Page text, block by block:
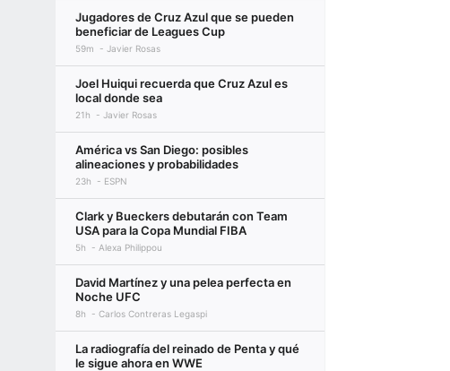
Jugadores de Cruz Azul que se pueden
beneficiar de Leagues Cup
59m Javier Rosas
Joel Huiqui recuerda que Cruz Azul es
local donde sea
21h Javier Rosas
América vs San Diego: posibles
alineaciones y probabilidades
23h ESPN
Clark y Bueckers debutarán con Team
USA para la Copa Mundial FIBA
5h Alexa Philippou
David Martínez y una pelea perfecta en
Noche UFC
8h Carlos Contreras Legaspi
La radiografía del reinado de Penta y qué
le sigue ahora en WWE